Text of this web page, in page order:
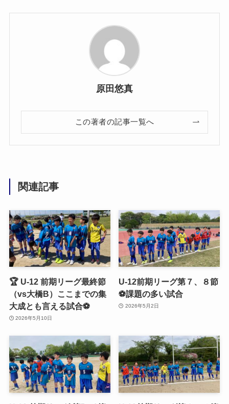
原田悠真
この著者の記事一覧へ
関連記事
🏆 U-12 前期リーグ最終節
（vs大橋B）ここまでの集
大成とも言える試合⚽️
2026年5月10日
U-12前期リーグ第７、８節
⚽️課題の多い試合
2026年5月2日